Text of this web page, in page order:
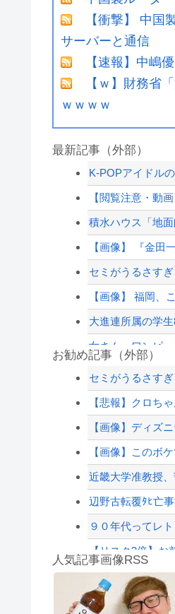
【衝撃】 中
サーバーと通信
【速報】中嶋
【ｗ】財務省
ｗｗｗｗ
最新記事（外部）
K-POPアイドル
【閲覧注意・動
積水ハウス「地
【画像】 『金田
セミがうるさす
【画像】 福岡、
大進連所属の学
女さん、ワンピ
ウクライナ、つ
【動画】謎の女
【草】アル中「
【悲報】嫁に15
【配信者】「金
【緊急速報】NY
お勧め記事（外部）
セミがうるさす
【悲報】クロち
【画像】ディズ
【画像】このボ
近畿大学准教授
辺野古転覆ﾀﾋ亡
９０年代ってレ
【リスク3倍】
【動画】両方馬
白石「あ、あき
人気記事画像RSS